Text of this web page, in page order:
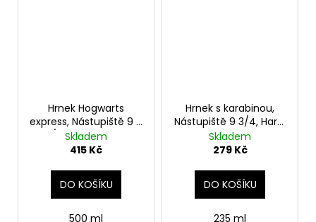
Hrnek Hogwarts
express, Nástupiště 9 a
3/4, Harry Potter
Skladem
415 Kč
DO KOŠÍKU
500 ml
Hrnek s karabinou,
Nástupiště 9 3/4, Harry
Potter
Skladem
279 Kč
DO KOŠÍKU
235 ml